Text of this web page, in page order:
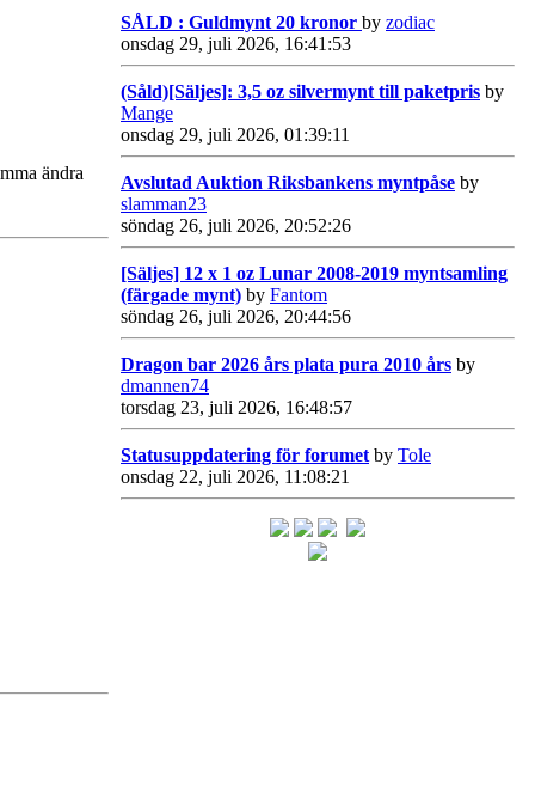
ändra
SÅLD : Guldmynt 20 kronor by zodiac
onsdag 29, juli 2026, 16:41:53
(Såld)[Säljes]: 3,5 oz silvermynt till paketpris by
Mange
onsdag 29, juli 2026, 01:39:11
Avslutad Auktion Riksbankens myntpåse by
slamman23
söndag 26, juli 2026, 20:52:26
[Säljes] 12 x 1 oz Lunar 2008-2019 myntsamling
(färgade mynt) by Fantom
söndag 26, juli 2026, 20:44:56
Dragon bar 2026 års plata pura 2010 års by
dmannen74
torsdag 23, juli 2026, 16:48:57
Statusuppdatering för forumet by Tole
onsdag 22, juli 2026, 11:08:21